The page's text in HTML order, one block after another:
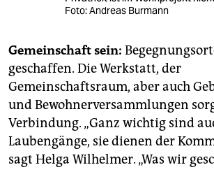
Foto: Andreas Burmann
Gemeinschaft sein:
geschaffen. Die Werkstatt, der
Gemeinschaftsraum, aber auch
und Bewohnerversammlungen
Verbindung. „Ganz wichtig sind
Laubengänge, sie dienen der
sagt Helga Wilhelmer. „Was wir